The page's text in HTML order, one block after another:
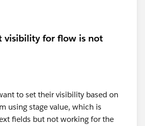
visibility for flow is not
to set their visibility based on
using stage value, which is
fields but not working for the